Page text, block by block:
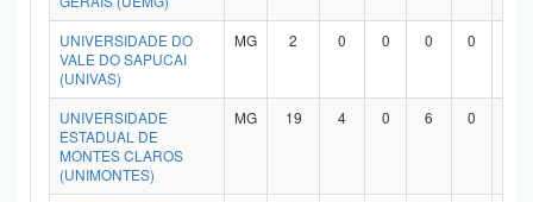
UNIVERSIDADE DO
VALE DO SAPUCAI
(UNIVAS)
MG 2 0 0 0 0
UNIVERSIDADE
ESTADUAL DE
MONTES CLAROS
(UNIMONTES)
MG 19 4 0 6 0